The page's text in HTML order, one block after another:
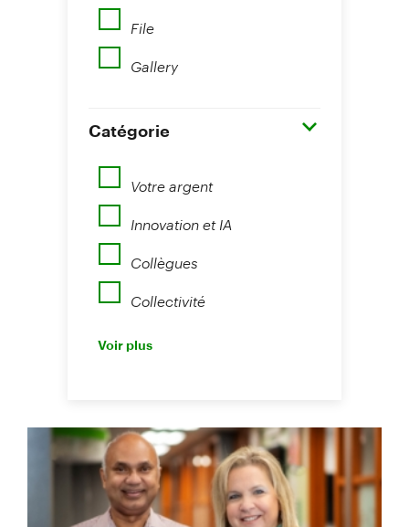
File
Gallery
Catégorie
Votre argent
Innovation et IA
Collègues
Collectivité
Perspectives
Voir plus